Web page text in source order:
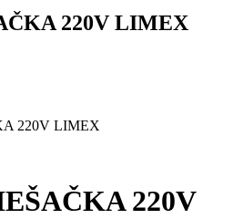
220V LIMEX
220V LIMEX
220V